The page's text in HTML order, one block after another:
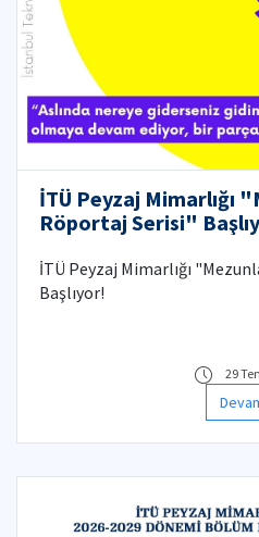
İTÜ Peyzaj Mimarlığı
Röportaj Serisi"
İTÜ Peyzaj Mimarlığı
Başlıyor!
29